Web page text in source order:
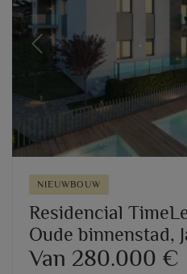
Previous
NIEUWBOUW
Residencial
Oude binnenstad,
Van 280.000 €